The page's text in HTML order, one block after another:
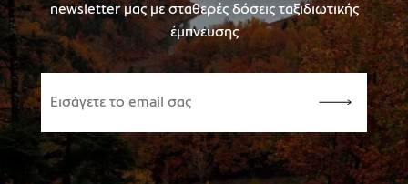
newsletter μας με σταθερές δόσεις ταξιδιωτικής
έμπνευσης